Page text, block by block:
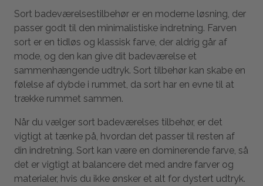
Sort badeværelsestilbehør er en moderne løsning, der
passer godt til den minimalistiske indretning. Farven
sort er en tidløs og klassisk farve, der aldrig går af
mode, og den kan give dit badeværelse et
sammenhængende udtryk. Sort tilbehør kan skabe en
følelse af dybde i rummet, da sort har en evne til at
trække rummet sammen.
Når du vælger sort badeværelses tilbehør, er det
vigtigt at tænke på, hvordan det passer til resten af
din indretning. Sort kan være en dominerende farve, så
det er vigtigt at balancere det med andre farver og
materialer, hvis du ikke ønsker et alt for dystert udtryk.